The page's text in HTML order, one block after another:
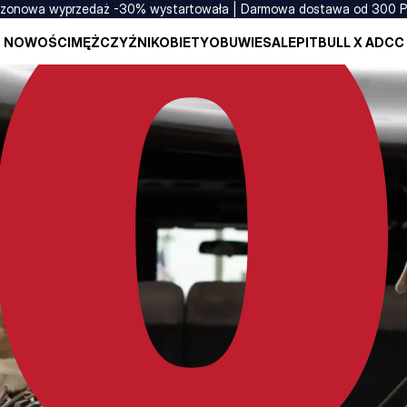
wyprzedaż -30% wystartowała | Darmowa dostawa od 300
NOWOŚCIMĘŻCZYŹNIKOBIETYOBUWIESALEPITBULL X ADCC